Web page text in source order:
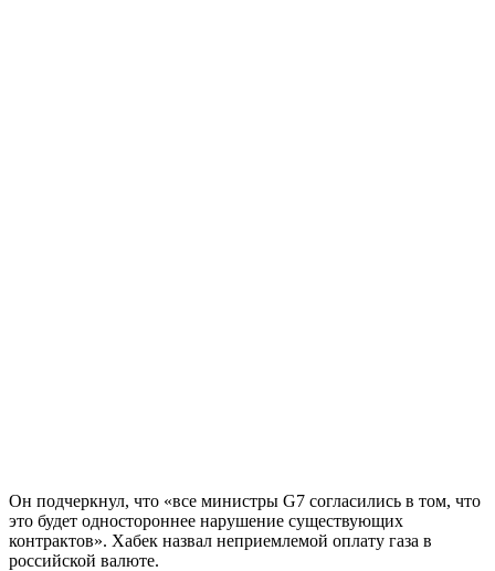
Он подчеркнул, что «все министры G7 согласились в том, что
это будет одностороннее нарушение существующих
контрактов». Хабек назвал неприемлемой оплату газа в
российской валюте.